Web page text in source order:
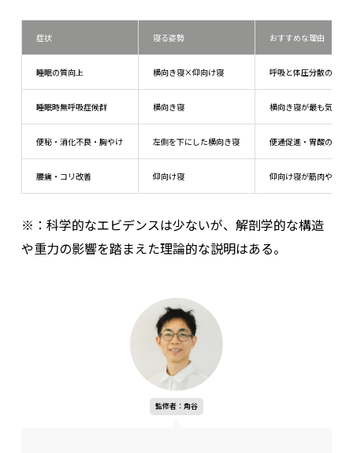
症状 寝る姿勢 おすすめな理由
睡眠の質向上 横向き寝×仰向け寝 呼吸と体圧分散のバラ
睡眠時無呼吸症候群 横向き寝 横向き寝が最も気道を
便秘・消化不良・胸やけ 左側を下にした横向き寝 便通促進・胃酸の逆
腰痛・コリ改善 仰向け寝 仰向け寝が筋肉や関節
※：科学的なエビデンスは少ないが、解剖学的な構造
や重力の影響を踏まえた理論的な説明はある。
監修者：角谷